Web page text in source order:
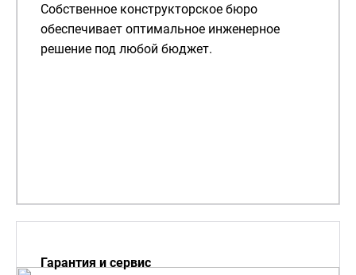
Собственное конструкторское бюро
обеспечивает оптимальное инженерное
решение под любой бюджет.
Гарантия и сервис